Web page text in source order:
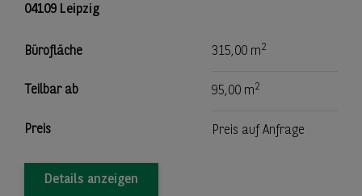
04109 Leipzig
Bürofläche 315,00 m2
Teilbar ab 95,00 m2
Preis Preis auf Anfrage
Details anzeigen